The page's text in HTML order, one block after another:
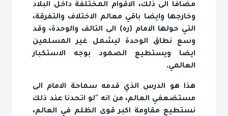
مضافا الى ذلك، الاقوام المختلفة داخل البلاد
وخارجها وايضا باقي معالم الاختلاف والتفرقة،
التي حولها الامام (ره) الى التالف والوحدة، وقد
وسع نطاق الوحدة ليشمل غير المسلمين
ايضا ويستطيع الصمود بوجه الاستكبار
العالمي.
هذا هو الدرس الذي قدمه سماحة الامام الى
مستضعفي العالم، من انه "لو اتحدنا عند ذلك
نستطيع مقاومة اكبر قوى الظلم في العالم،